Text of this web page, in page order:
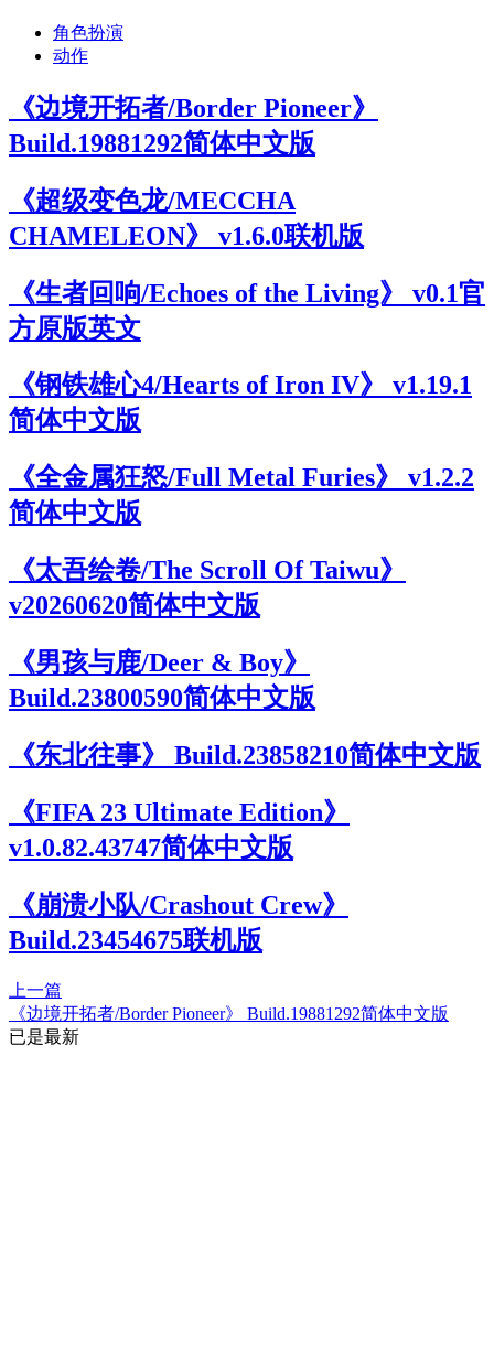
角色扮演
动作
《边境开拓者/Border Pioneer》
Build.19881292简体中文版
《超级变色龙/MECCHA
CHAMELEON》 v1.6.0联机版
《生者回响/Echoes of the Living》 v0.1官
方原版英文
《钢铁雄心4/Hearts of Iron IV》 v1.19.1
简体中文版
《全金属狂怒/Full Metal Furies》 v1.2.2
简体中文版
《太吾绘卷/The Scroll Of Taiwu》
v20260620简体中文版
《男孩与鹿/Deer & Boy》
Build.23800590简体中文版
《东北往事》 Build.23858210简体中文版
《FIFA 23 Ultimate Edition》
v1.0.82.43747简体中文版
《崩溃小队/Crashout Crew》
Build.23454675联机版
上一篇
《边境开拓者/Border Pioneer》 Build.19881292简体中文版
已是最新